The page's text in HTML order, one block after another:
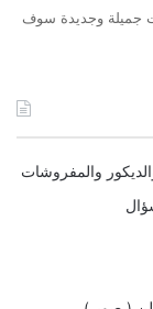
جميلة وجديدة سوف
والمفروشات